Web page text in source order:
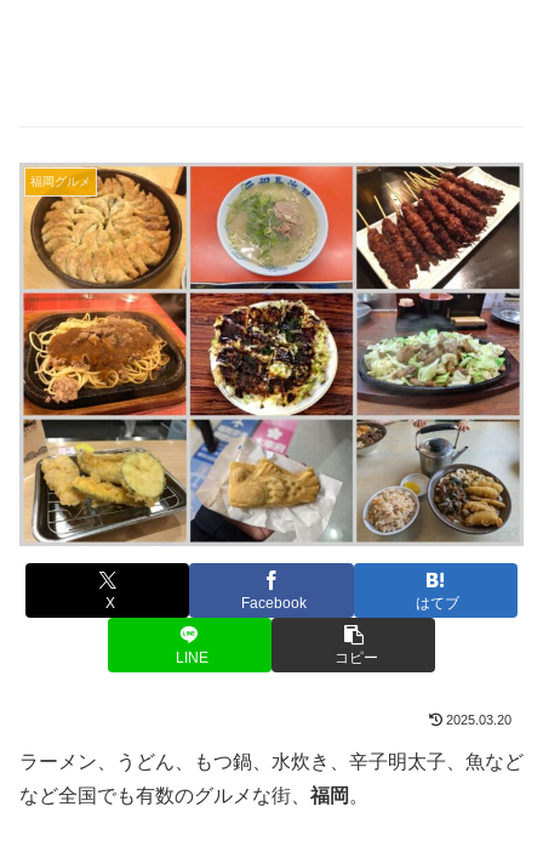
福岡グルメ
X Facebook はてブ
LINE コピー
2025.03.20
ラーメン、うどん、もつ鍋、水炊き、辛子明太子、魚など
など全国でも有数のグルメな街、 福岡 。